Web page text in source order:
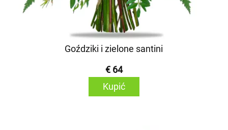
Goździki i zielone santini
€ 64
Kupić